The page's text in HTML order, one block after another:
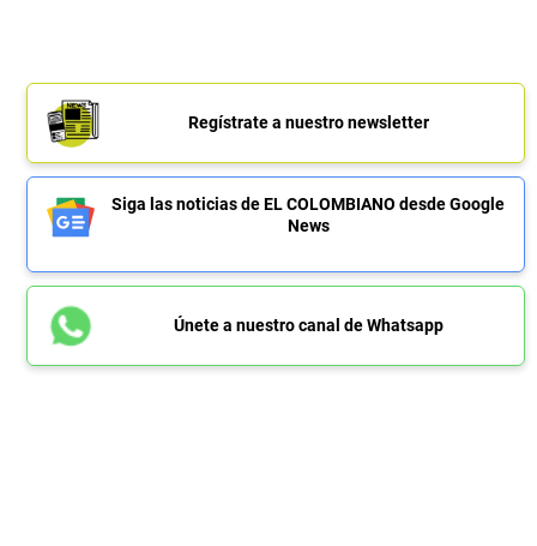
Regístrate a nuestro newsletter
Siga las noticias de EL COLOMBIANO desde Google
News
Únete a nuestro canal de Whatsapp